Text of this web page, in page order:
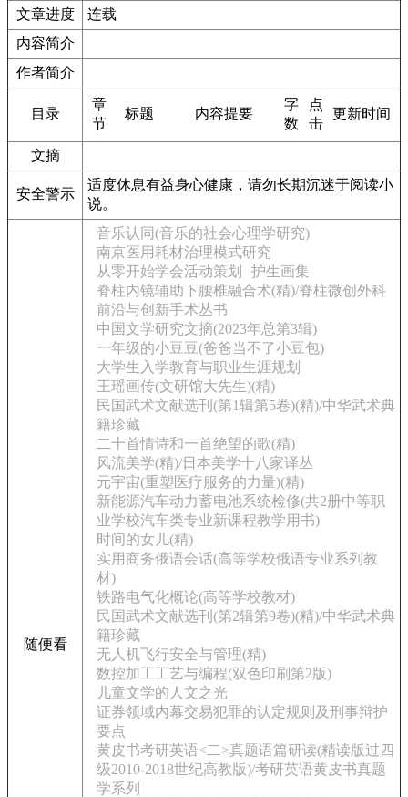
文章进度
连载
内容简介
作者简介
目录
章
节
标题 内容提要
字
数
点
击
更新时间
文摘
安全警示
适度休息有益身心健康，请勿长期沉迷于阅读小
说。
随便看
音乐认同(音乐的社会心理学研究)
南京医用耗材治理模式研究
从零开始学会活动策划
护生画集
脊柱内镜辅助下腰椎融合术(精)/脊柱微创外科
前沿与创新手术丛书
中国文学研究文摘(2023年总第3辑)
一年级的小豆豆(爸爸当不了小豆包)
大学生入学教育与职业生涯规划
王瑶画传(文研馆大先生)(精)
民国武术文献选刊(第1辑第5卷)(精)/中华武术典
籍珍藏
二十首情诗和一首绝望的歌(精)
风流美学(精)/日本美学十八家译丛
元宇宙(重塑医疗服务的力量)(精)
新能源汽车动力蓄电池系统检修(共2册中等职
业学校汽车类专业新课程教学用书)
时间的女儿(精)
实用商务俄语会话(高等学校俄语专业系列教
材)
铁路电气化概论(高等学校教材)
民国武术文献选刊(第2辑第9卷)(精)/中华武术典
籍珍藏
无人机飞行安全与管理(精)
数控加工工艺与编程(双色印刷第2版)
儿童文学的人文之光
证券领域内幕交易犯罪的认定规则及刑事辩护
要点
黄皮书考研英语<二>真题语篇研读(精读版过四
级2010-2018世纪高教版)/考研英语黄皮书真题
学系列